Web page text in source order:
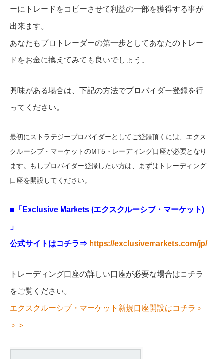
ーにトレードをコピーさせて利益の一部を獲得する事が
出来ます。
あなたもプロトレーダーの第一歩としてあなたのトレー
ドをお金に換えてみても良いでしょう。
興味がある場合は、下記の方法でプロバイダー登録を行
ってください。
最初にストラテジープロバイダーとしてご登録頂くには、エクス
クルーシブ・マーケットのMT5トレーディング口座が必要となり
ます。もしプロバイダー登録したい方は、まずはトレーディング
口座を開設してください。
■「Exclusive Markets (エクスクルーシブ・マーケット)
」
公式サイトはコチラ⇒ https://exclusivemarkets.com/jp/
トレーディング口座の詳しい口座が必要な場合はコチラ
をご覧ください。
エクスクルーシブ・マーケット新規口座開設はコチラ＞
＞＞